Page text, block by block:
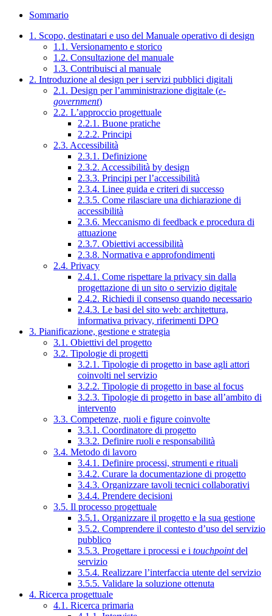
Sommario
1. Scopo, destinatari e uso del Manuale operativo di design
1.1. Versionamento e storico
1.2. Consultazione del manuale
1.3. Contribuisci al manuale
2. Introduzione al design per i servizi pubblici digitali
2.1. Design per l’amministrazione digitale (e-
government)
2.2. L’approccio progettuale
2.2.1. Buone pratiche
2.2.2. Principi
2.3. Accessibilità
2.3.1. Definizione
2.3.2. Accessibilità by design
2.3.3. Principi per l’accessibilità
2.3.4. Linee guida e criteri di successo
2.3.5. Come rilasciare una dichiarazione di
accessibilità
2.3.6. Meccanismo di feedback e procedura di
attuazione
2.3.7. Obiettivi accessibilità
2.3.8. Normativa e approfondimenti
2.4. Privacy
2.4.1. Come rispettare la privacy sin dalla
progettazione di un sito o servizio digitale
2.4.2. Richiedi il consenso quando necessario
2.4.3. Le basi del sito web: architettura,
informativa privacy, riferimenti DPO
3. Pianificazione, gestione e strategia
3.1. Obiettivi del progetto
3.2. Tipologie di progetti
3.2.1. Tipologie di progetto in base agli attori
coinvolti nel servizio
3.2.2. Tipologie di progetto in base al focus
3.2.3. Tipologie di progetto in base all’ambito di
intervento
3.3. Competenze, ruoli e figure coinvolte
3.3.1. Coordinatore di progetto
3.3.2. Definire ruoli e responsabilità
3.4. Metodo di lavoro
3.4.1. Definire processi, strumenti e rituali
3.4.2. Curare la documentazione di progetto
3.4.3. Organizzare tavoli tecnici collaborativi
3.4.4. Prendere decisioni
3.5. Il processo progettuale
3.5.1. Organizzare il progetto e la sua gestione
3.5.2. Comprendere il contesto d’uso del servizio
pubblico
3.5.3. Progettare i processi e i touchpointdel
servizio
3.5.4. Realizzare l’interfaccia utente del servizio
3.5.5. Validare la soluzione ottenuta
4. Ricerca progettuale
4.1. Ricerca primaria